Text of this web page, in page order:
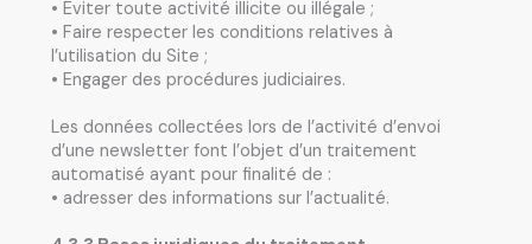
• Éviter toute activité illicite ou illégale ;
• Faire respecter les conditions relatives à
l’utilisation du Site ;
• Engager des procédures judiciaires.
Les données collectées lors de l’activité d’envoi
d’une newsletter font l’objet d’un traitement
automatisé ayant pour finalité de :
• adresser des informations sur l’actualité.